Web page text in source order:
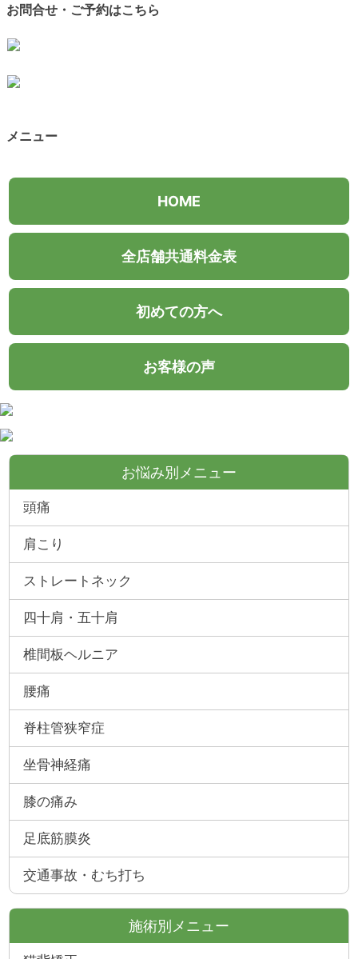
お問合せ・ご予約はこちら
メニュー
HOME
全店舗共通料金表
初めての方へ
お客様の声
お悩み別メニュー
頭痛
肩こり
ストレートネック
四十肩・五十肩
椎間板ヘルニア
腰痛
脊柱管狭窄症
坐骨神経痛
膝の痛み
足底筋膜炎
交通事故・むち打ち
施術別メニュー